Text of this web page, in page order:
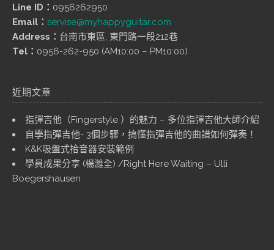
Line ID： 0956262950
Email： servise@myhappyguitar.com
Address： 台南市東區, 東門路一段212巷
Tel： 0956-262-950 (AM10:00 – PM10:00)
近期文章
指彈吉他（Fingerstyle ）的魅力 – 多位指彈吉他大師介紹
自學指彈吉他- 3個步驟，搞懂指彈吉他的曲譜如何彈奏！
K&K吸盤式拾音器安裝範例
學員成果分享 (楊濰全) /Right Here Waiting – Ulli
Boegershausen